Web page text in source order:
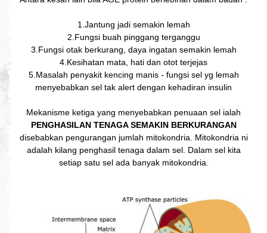
1.Jantung jadi semakin lemah
2.Fungsi buah pinggang terganggu
3.Fungsi otak berkurang, daya ingatan semakin lemah
4.Kesihatan mata, hati dan otot terjejas
5.Masalah penyakit kencing manis - fungsi sel yg lemah
menyebabkan sel tak alert dengan kehadiran insulin
Mekanisme ketiga yang menyebabkan penuaan sel ialah
PENGHASILAN TENAGA SEMAKIN BERKURANGAN
disebabkan pengurangan jumlah mitokondria. Mitokondria ni
adalah kilang penghasil tenaga dalam sel. Dalam sel kita
setiap satu sel ada banyak mitokondria.